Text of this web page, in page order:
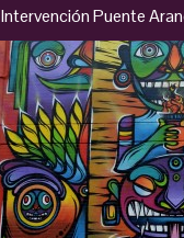
Intervención Puente